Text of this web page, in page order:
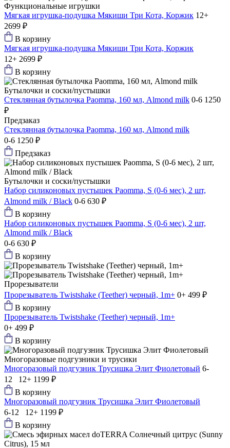
Функциональные игрушки
Мягкая игрушка-подушка Мякиши Три Кота, Коржик 12+
2699 ₽
В корзину
Мягкая игрушка-подушка Мякиши Три Кота, Коржик
12+ 2699 ₽
В корзину
Бутылочки и соски/пустышки
Стеклянная бутылочка Paomma, 160 мл, Almond milk 0-6 1250
₽
Предзаказ
Стеклянная бутылочка Paomma, 160 мл, Almond milk
0-6 1250 ₽
Предзаказ
Бутылочки и соски/пустышки
Набор силиконовых пустышек Paomma, S (0-6 мес), 2 шт,
Almond milk / Black 0-6 630 ₽
В корзину
Набор силиконовых пустышек Paomma, S (0-6 мес), 2 шт,
Almond milk / Black
0-6 630 ₽
В корзину
Прорезыватели
Прорезыватель Twistshake (Teether) черный, 1m+ 0+ 499 ₽
В корзину
Прорезыватель Twistshake (Teether) черный, 1m+
0+ 499 ₽
В корзину
Многоразовые подгузники и трусики
Многоразовый подгузник Трусишка Элит Фиолетовый 6-
12 12+ 1199 ₽
В корзину
Многоразовый подгузник Трусишка Элит Фиолетовый
6-12 12+ 1199 ₽
В корзину